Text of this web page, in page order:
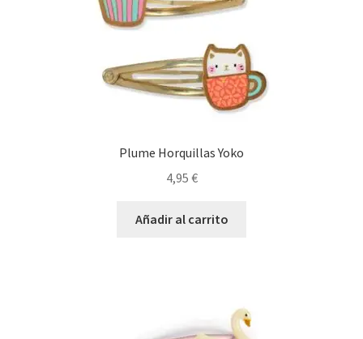
Plume Horquillas Yoko
4,95 €
Añadir al carrito